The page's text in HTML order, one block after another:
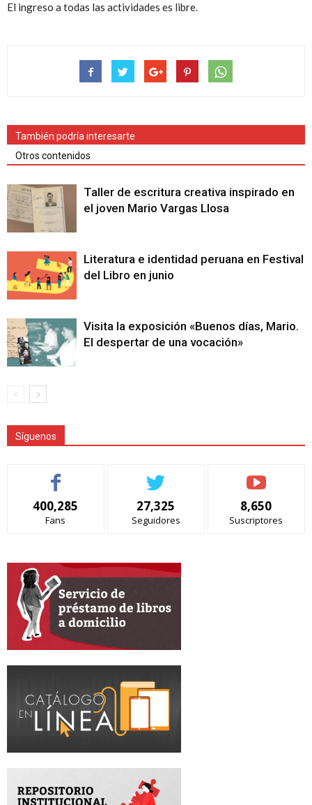
El ingreso a todas las actividades es libre.
También podría interesarte
Otros contenidos
Taller de escritura creativa inspirado en
el joven Mario Vargas Llosa
Literatura e identidad peruana en Festival
del Libro en junio
Visita la exposición «Buenos días, Mario.
El despertar de una vocación»
Síguenos
400,285
Fans
27,325
Seguidores
8,650
Suscriptores